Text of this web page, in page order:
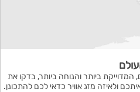
המדוייקת ביותר והנוחה ביותר, בדקו את
ולאיזה מזג אוויר כדאי לכם להתכונן.